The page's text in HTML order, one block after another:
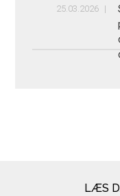
25.03.2026
LÆS